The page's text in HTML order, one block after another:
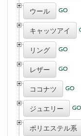
ウール
キャッツアイ
リング
レザー
ココナツ
ジュエリー
ポリエステル系